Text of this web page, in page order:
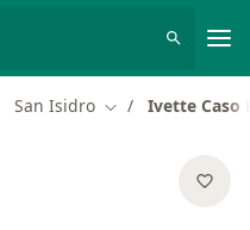
San Isidro Cambiar de
Ivette Caso